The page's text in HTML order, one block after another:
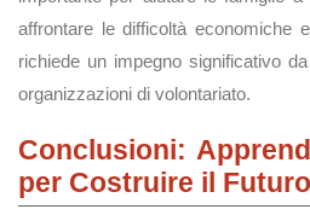
affrontare le difficoltà economiche
richiede un impegno significativo
organizzazioni di volontariato.
Conclusioni:
per Costruire il Futuro